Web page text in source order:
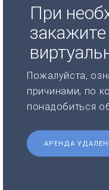
При
Пожалуйста,
причинами, по
понадобиться
АРЕНДА